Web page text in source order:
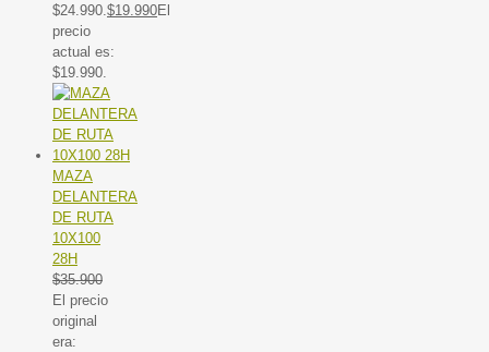
$24.990. $19.990El
precio
actual es:
$19.990.
MAZA
DELANTERA
DE RUTA
10X100
28H
$35.900
El precio
original
era: